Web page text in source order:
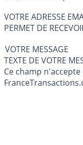
VOTRE ADRESSE
PERMET DE
VOTRE MESSAGE
Ce champ